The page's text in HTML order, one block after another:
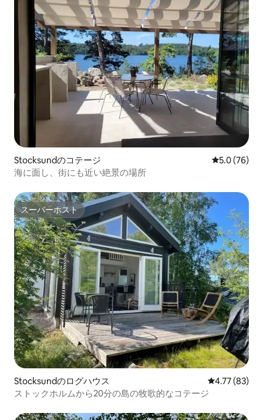
Stocksundのコテージ レビュー76
5.0 (76)
海に面し、街にも近い絶景の場所
スーパーホスト
スーパーホスト
Stocksundのログハウス レビュー83
4.77 (83)
ストックホルムから20分の島の牧歌的なコテージ